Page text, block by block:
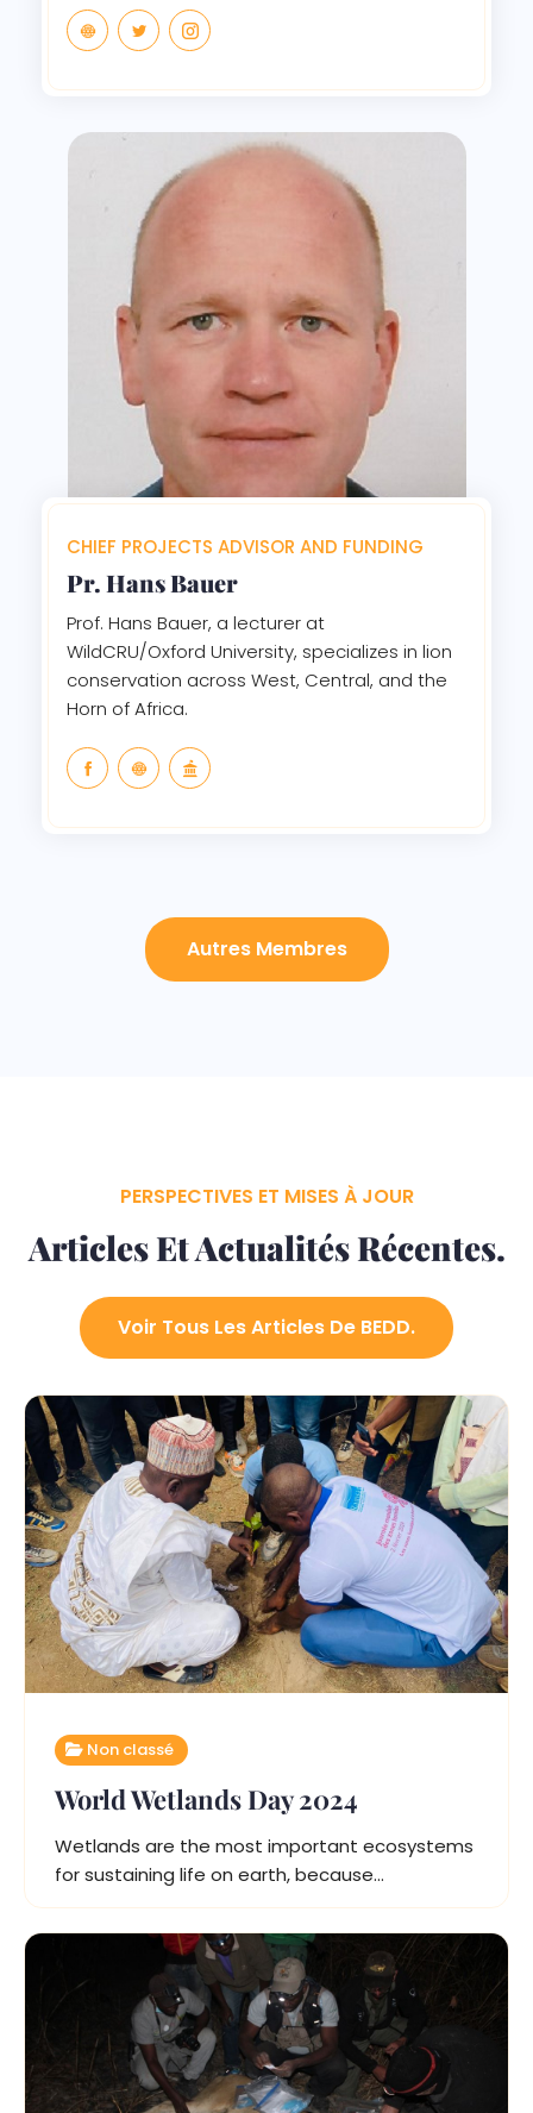
CHIEF PROJECTS ADVISOR AND FUNDING
Pr. Hans Bauer
Prof. Hans Bauer, a lecturer at
WildCRU/Oxford University, specializes in lion
conservation across West, Central, and the
Horn of Africa.
Autres Membres
PERSPECTIVES ET MISES À JOUR
Articles Et Actualités Récentes.
Voir Tous Les Articles De BEDD.
Non classé
World Wetlands Day 2024
Wetlands are the most important ecosystems
for sustaining life on earth, because…